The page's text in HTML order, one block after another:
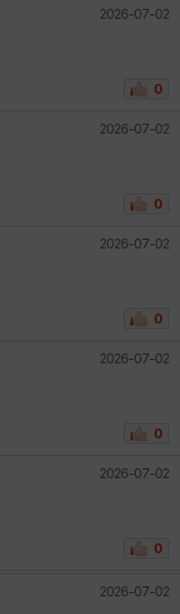
2026-07-02
0
2026-07-02
0
2026-07-02
0
2026-07-02
0
2026-07-02
0
2026-07-02